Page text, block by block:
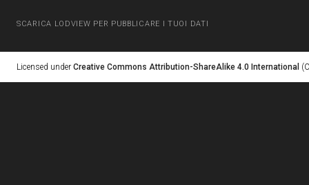
SCARICA LODVIEW PER PUBBLICARE I TUOI DATI
Licensed under Creative Commons Attribution-ShareAlike 4.0 International